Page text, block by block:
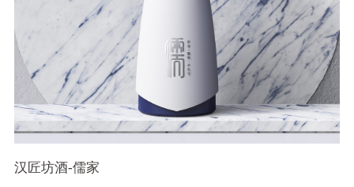
汉匠坊酒-儒家